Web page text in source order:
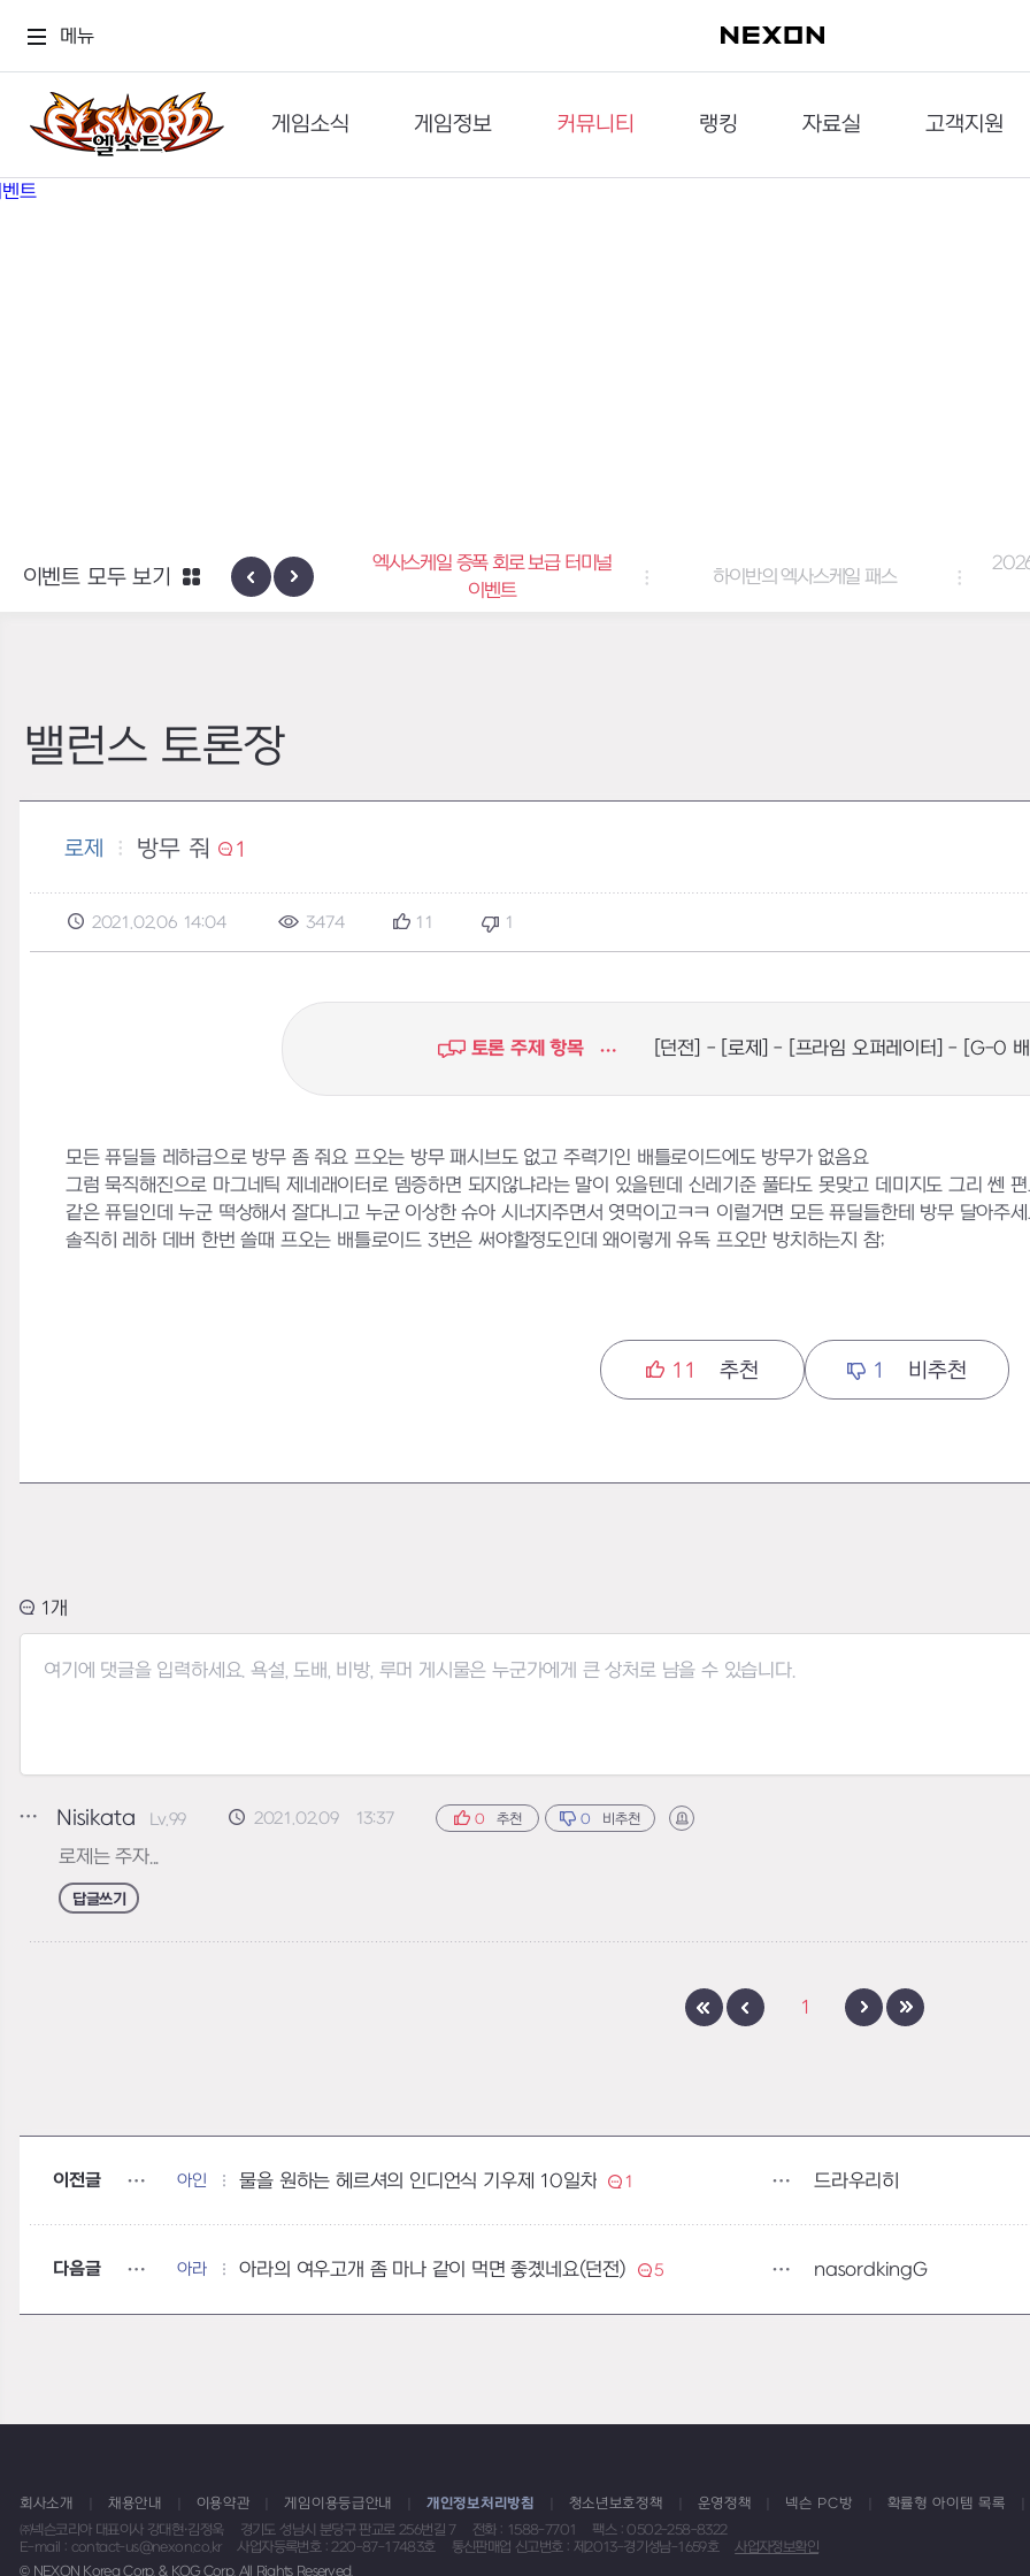
메뉴
게임소식
공지사항
게임정보
세계관
커뮤니티
이슈게시판
랭킹
던전랭킹
자료실
다운로드
고객지원
문의하기
신규 지역 네블론
엑사스케일 증폭 회로 보급 터미널
이벤트
하이반의 엑사스케일 패스
이벤트 모두 보기
밸런스 토론장
로제 방무 줘 1
2021.02.06 14:04 3474 11 1
토론 주제 항목 [던전] - [로제] - [프라임 오퍼레이터] - [G-0
모든 퓨딜들 레하급으로 방무 좀 줘요 프오는 방무 패시브도 없고 주력기인 배틀로이드에도 방무가 없음요
그럼 묵직해진으로 마그네틱 제네래이터로 뎀증하면 되지않냐라는 말이 있을텐데 신레기준 풀타도 못맞고 데미지도 그리 쎈
같은 퓨딜인데 누군 떡상해서 잘다니고 누군 이상한 슈아 시너지주면서 엿먹이고ㅋㅋ 이럴거면 모든 퓨딜들한테 방무 달아주
솔직히 레하 데버 한번 쓸때 프오는 배틀로이드 3번은 써야할정도인데 왜이렇게 유독 프오만 방치하는지 참;
11 추천 1 비추천
1
Nisikata Lv.99 2021.02.09 13:37 0 추천 0 비추천 신고하기
로제는 주자...
답글쓰기
1
이전글 아인 물을 원하는 헤르셔의 인디언식 기우제 10일차 1 드라우리히
다음글 아라 아라의 여우고개 좀 마나 같이 먹면 좋곘네요(던전) 5 nasordkingG
회사소개 채용안내 이용약관 게임이용등급안내 개인정보처리방침 청소년보호정책 운영정책 넥슨 PC방
확률형 아이템 목록
㈜넥슨코리아 대표이사 강대현·김정욱
경기도 성남시 분당구 판교로 256번길 7 전화 : 1588-7701
팩스 : 0502-258-8322
E-mail : contact-us@nexon.co.kr
사업자등록번호 : 220-87-17483호 통신판매업 신고번호 : 제2013-경기성남-1659호
사업자정보확인
© NEXON Korea Corp. & KOG Corp. All Rights Reserved.